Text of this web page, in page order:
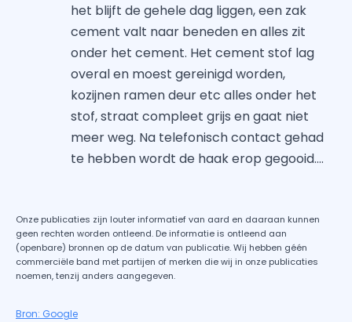
het blijft de gehele dag liggen, een zak
cement valt naar beneden en alles zit
onder het cement. Het cement stof lag
overal en moest gereinigd worden,
kozijnen ramen deur etc alles onder het
stof, straat compleet grijs en gaat niet
meer weg. Na telefonisch contact gehad
te hebben wordt de haak erop gegooid....
Onze publicaties zijn louter informatief van aard en daaraan kunnen
geen rechten worden ontleend. De informatie is ontleend aan
(openbare) bronnen op de datum van publicatie. Wij hebben géén
commerciële band met partijen of merken die wij in onze publicaties
noemen, tenzij anders aangegeven.
Bron: Google